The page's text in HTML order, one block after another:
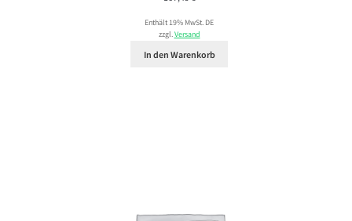
Enthält 19% MwSt. DE
zzgl.Versand
In den Warenkorb